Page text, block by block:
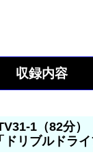
収録内容
1（82分）
リブルドライ